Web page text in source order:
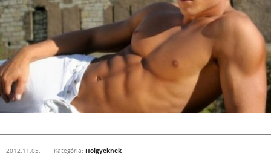
2012.11.05. Kategória: Hölgyeknek